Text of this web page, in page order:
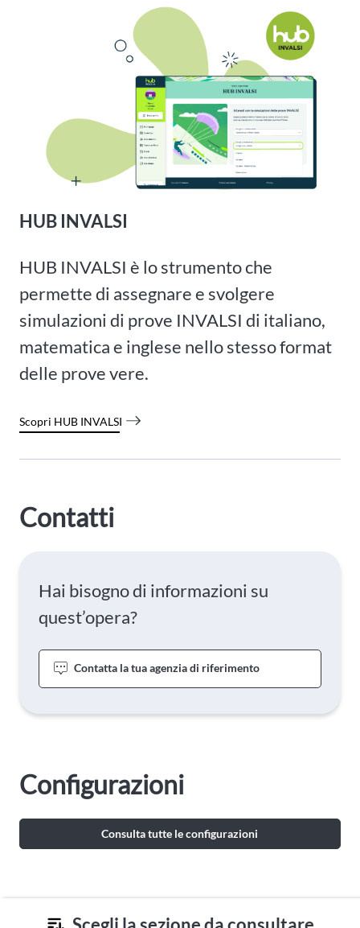
HUB INVALSI
HUB INVALSI è lo strumento che
permette di assegnare e svolgere
simulazioni di prove INVALSI di italiano,
matematica e inglese nello stesso format
delle prove vere.
Scopri HUB INVALSI
Contatti
Hai bisogno di informazioni su
quest’opera?
Contatta la tua agenzia di riferimento
Configurazioni
Consulta tutte le configurazioni